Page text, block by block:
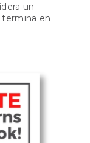
un
en